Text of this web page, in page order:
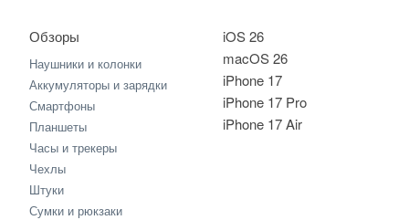
iOS 26
macOS 26
iPhone 17
iPhone 17 Pro
iPhone 17 Air
Обзоры
Наушники и колонки
Аккумуляторы и зарядки
Смартфоны
Планшеты
Часы и трекеры
Чехлы
Штуки
Сумки и рюкзаки